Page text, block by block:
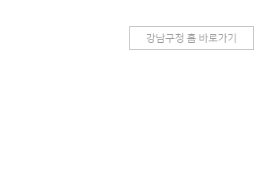
강남구청 홈 바로가기